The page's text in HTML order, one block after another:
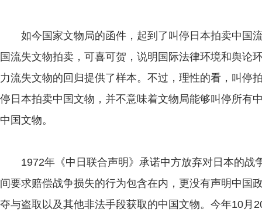
如今国家文物局的函件，起到了叫停日本拍卖中国
国流失文物拍卖，可喜可贺，说明国际法律环境和舆论
力流失文物的回归提供了样本。不过，理性的看，叫停
停日本拍卖中国文物，并不意味着文物局能够叫停所有
中国文物。
1972年《中日联合声明》承诺中方放弃对日本的战
间要求赔偿战争损失的行为包含在内，更没有声明中国
夺与盗取以及其他非法手段获取的中国文物。今年10月